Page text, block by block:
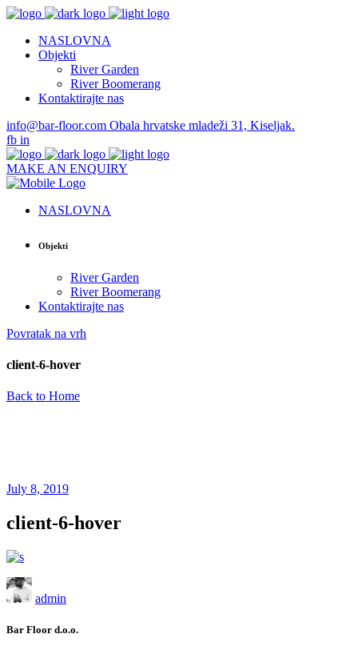
NASLOVNA
Objekti
River Garden
River Boomerang
Kontaktirajte nas
info@bar-floor.com Obala hrvatske mladeži 31, Kiseljak.
fb in
MAKE AN ENQUIRY
NASLOVNA
Objekti
River Garden
River Boomerang
Kontaktirajte nas
Povratak na vrh
client-6-hover
Back to Home
July 8, 2019
client-6-hover
admin
Bar Floor d.o.o.